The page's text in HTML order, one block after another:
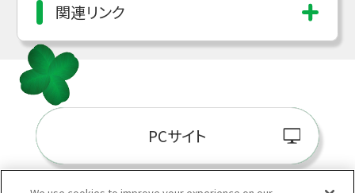
関連リンク
PCサイト